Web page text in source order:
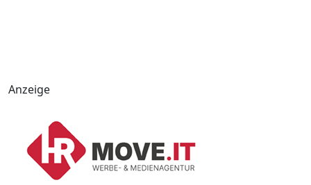
Anzeige